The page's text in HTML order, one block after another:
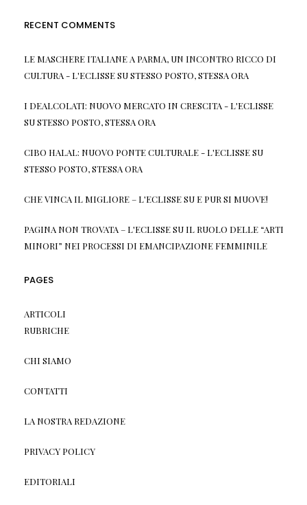
RECENT COMMENTS
LE MASCHERE ITALIANE A PARMA, UN INCONTRO RICCO DI
CULTURA - L'ECLISSESUSTESSO POSTO, STESSA ORA
I DEALCOLATI: NUOVO MERCATO IN CRESCITA - L'ECLISSE
SUSTESSO POSTO, STESSA ORA
CIBO HALAL: NUOVO PONTE CULTURALE - L'ECLISSESU
STESSO POSTO, STESSA ORA
CHE VINCA IL MIGLIORE – L'ECLISSESU E PUR SI MUOVE!
PAGINA NON TROVATA – L'ECLISSESU IL RUOLO DELLE “ARTI
MINORI” NEI PROCESSI DI EMANCIPAZIONE FEMMINILE
PAGES
ARTICOLI
RUBRICHE
CHI SIAMO
CONTATTI
LA NOSTRA REDAZIONE
PRIVACY POLICY
EDITORIALI